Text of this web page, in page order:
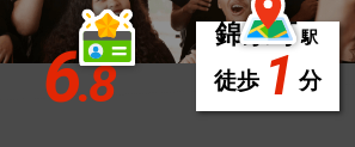
6.8
錦糸町駅
徒歩 1 分